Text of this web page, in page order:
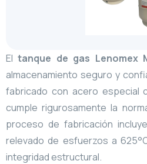
Eltanque de gas Lenomex
almacenamiento seguro y
fabricado con acero especial
cumple rigurosamente la
proceso de fabricación
relevado de esfuerzos a
integridad estructural.